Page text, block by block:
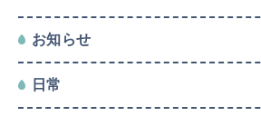
お知らせ
日常